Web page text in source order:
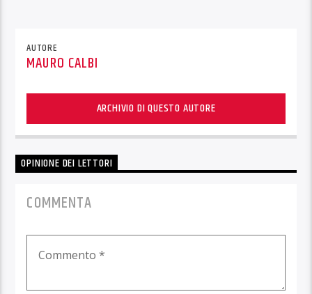
AUTORE
MAURO CALBI
ARCHIVIO DI QUESTO AUTORE
OPINIONE DEI LETTORI
COMMENTA